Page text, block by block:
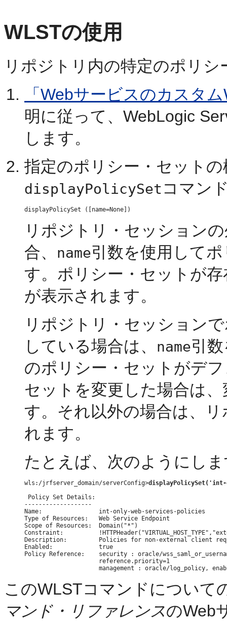
WLSTの使用
リポジトリ内の特定のポリ
「Webサービスのカスタ
明に従って、WebLogic
します。
指定のポリシー・セット
displayPolicySetコマン
リポジトリ・セッション
合、
name引数を使用して
す。ポリシー・セットが
が表示されます。
リポジトリ・セッション
している場合は、
name引
のポリシー・セットがデ
セットを変更した場合は
す。それ以外の場合は、
れます。
たとえば、次のようにし
wls:/jrfserver_domain/serverConfig>
Policy Set Details:
-------------------
Name:                int-only-web-services-policies
Type of Resources:   Web Service Endpoint
Scope of Resources:  Domain("*")
Constraint:
Description:         Policies for non-external client
Enabled:             true
Policy Reference:    security : oracle/
                     reference.priority=1
このWLSTコマンドについて
マンド・リファレンスのWeb